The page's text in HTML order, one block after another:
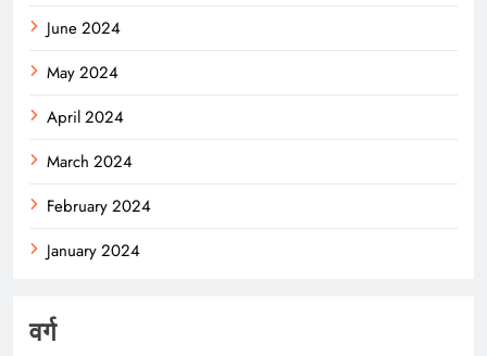
June 2024
May 2024
April 2024
March 2024
February 2024
January 2024
वर्ग